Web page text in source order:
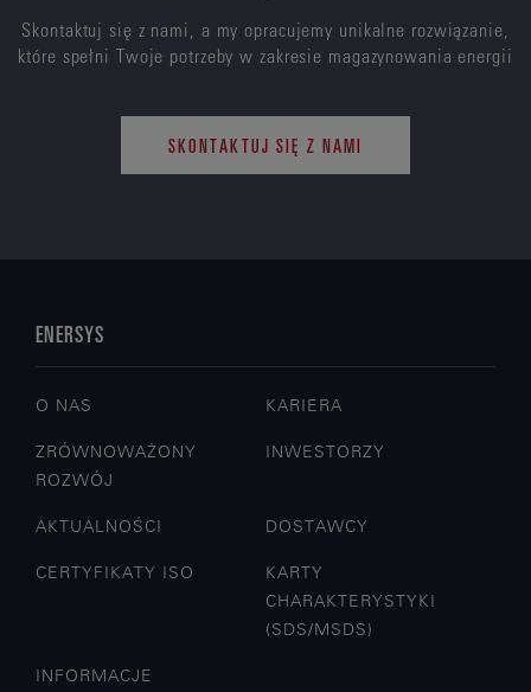
Skontaktuj się z nami, a my opracujemy unikalne rozwiązanie,
które spełni Twoje potrzeby w zakresie magazynowania energii
SKONTAKTUJ SIĘ Z NAMI
ENERSYS
O NAS KARIERA
ZRÓWNOWAŻONY
ROZWÓJ
INWESTORZY
AKTUALNOŚCI DOSTAWCY
CERTYFIKATY ISO
KARTY
CHARAKTERYSTYKI
(SDS/MSDS)
INFORMACJE